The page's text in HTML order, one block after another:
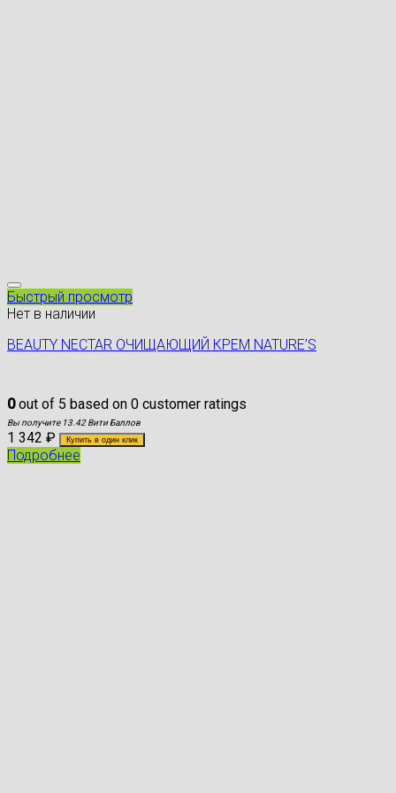
Быстрый просмотр
Нет в наличии
BEAUTY NECTAR ОЧИЩАЮЩИЙ КРЕМ NATURE’S
0out of 5 based on 0 customer ratings
Вы получите 13.42 Вити Баллов
1 342 ₽ Купить в один клик
Подробнее